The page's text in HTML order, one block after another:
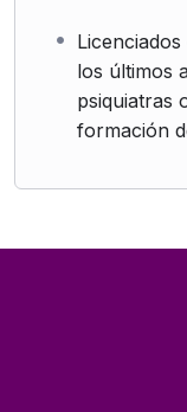
los últimos
psiquiatras
formación